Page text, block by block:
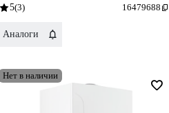
5(3) 16479688
Аналоги
Нет в наличии